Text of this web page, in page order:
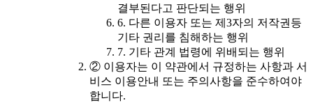
결부된다고 판단되는 행위
6. 다른 이용자 또는 제3자의 저작권등
기타 권리를 침해하는 행위
7. 기타 관계 법령에 위배되는 행위
② 이용자는 이 약관에서 규정하는 사항과 서
비스 이용안내 또는 주의사항을 준수하여야
합니다.